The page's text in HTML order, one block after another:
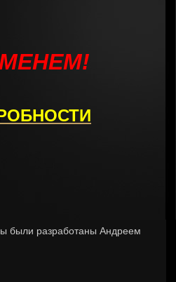
!
были разработаны Андреем